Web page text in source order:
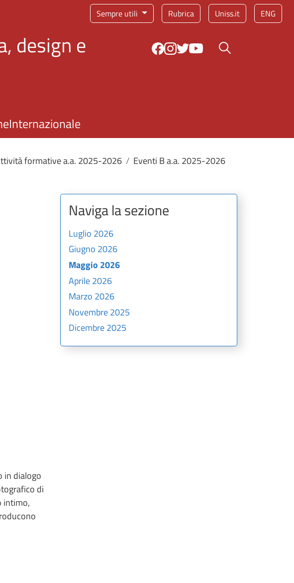
Sempre utili Rubrica Uniss.it ENG
design e Bottone cerca
Internazionale
formative a.a. 2025-2026
Eventi B a.a. 2025-2026
in dialogo
di
intimo,
Naviga la sezione
Luglio 2026
Giugno 2026
Maggio 2026
Aprile 2026
Marzo 2026
Novembre 2025
Dicembre 2025